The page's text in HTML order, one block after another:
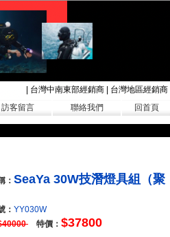
台灣中南東部經銷商 台灣地區經銷商
訪客留言 聯絡我們 回首頁
： SeaYa 30W技潛燈具組（聚
： YY030W
特價： $37800